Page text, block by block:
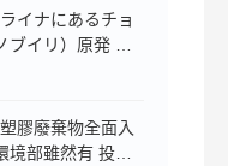
，並就 福利多元
散化、私有化與
ナにあるチョ
イリ）原発 事
による汚染は今
一原発の 廃炉完
げる日本にとっ
廢棄物全面入
部雖然有 投入